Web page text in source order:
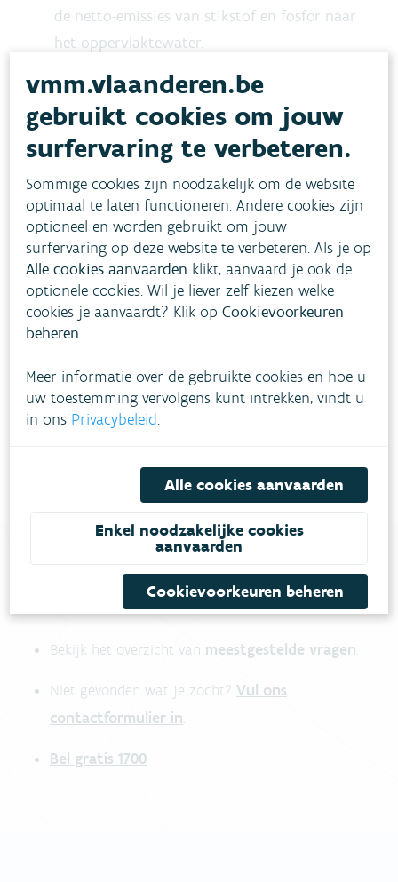
de netto-emissies van stikstof en fosfor naar
het oppervlaktewater.
het oppervlaktewater door de landbouw
vertonen geen duidelijke evolutie in de
periode 2010-2024.
Toestand
Evolutie
Hoe pakken we dit aan?
Meer informatie
Heb je vragen?
Bekijk het overzicht van meestgestelde vragen.
Niet gevonden wat je zocht? Vul ons
contactformulier in.
Bel gratis 1700
vmm.vlaanderen.be
gebruikt cookies om jouw
surfervaring te verbeteren.
Sommige cookies zijn noodzakelijk om de website
optimaal te laten functioneren. Andere cookies zijn
optioneel en worden gebruikt om jouw
surfervaring op deze website te verbeteren. Als je op
Alle cookies aanvaarden klikt, aanvaard je ook de
optionele cookies. Wil je liever zelf kiezen welke
cookies je aanvaardt? Klik opCookievoorkeuren
beheren.
Meer informatie over de gebruikte cookies en hoe u
uw toestemming vervolgens kunt intrekken, vindt u
in ons Privacybeleid.
Alle cookies aanvaarden
Enkel noodzakelijke cookies
aanvaarden
Cookievoorkeuren beheren